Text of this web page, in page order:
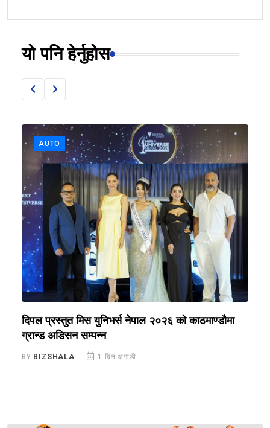
यो पनि हेर्नुहोस
AUTO
दिपल प्रस्तुत मिस युनिभर्स नेपाल २०२६ को काठमाण्डौमा
ग्रान्ड अडिसन सम्पन्न
BY BIZSHALA 1 दिन अगाडी